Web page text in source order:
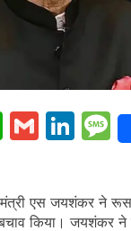
Gmail
मंत्री एस जयशंकर ने
किया। जयशंकर ने